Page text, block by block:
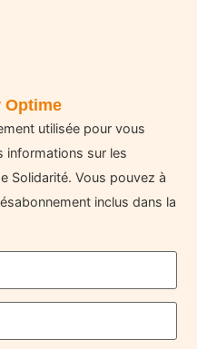
Optime
utilisée pour vous
informations sur les
Solidarité. Vous pouvez à
inclus dans la